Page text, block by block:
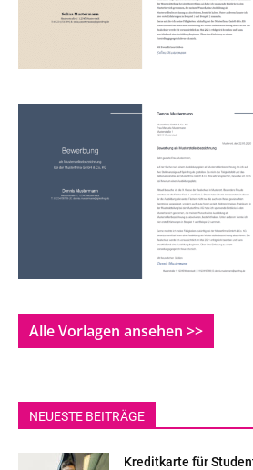
Alle Vorlagen ansehen >>
NEUESTE BEITRÄGE
Kreditkarte für